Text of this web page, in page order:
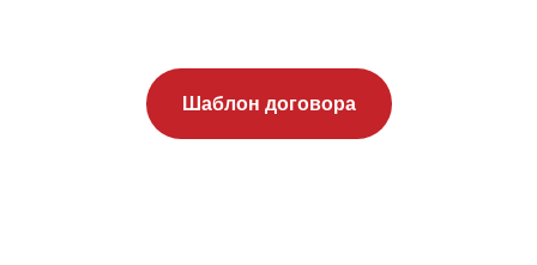
Шаблон договора